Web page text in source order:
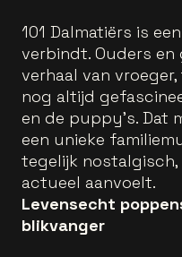
101 Dalmatiërs is
verbindt. Ouders
verhaal van
nog altijd
en de puppy’s. Dat
een unieke
tegelijk nostalgisch,
actueel aanvoelt.
Levensecht
blikvanger